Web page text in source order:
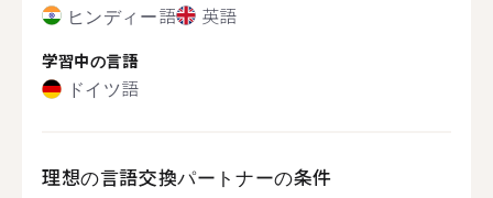
ヒンディー語 英語
学習中の言語
ドイツ語
理想の言語交換パートナーの条件